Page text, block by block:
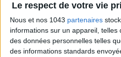
Le respect de votre vie
Nous et nos 1043 partenaires
informations sur un appareil, telles
des données personnelles telles
des informations standards
LES SPF 50 QUI DONNENT